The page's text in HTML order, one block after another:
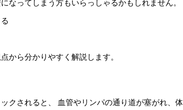
なってしまう方もいらっしゃるかもしれません。
から分かりやすく解説します。
されると、 血管やリンパの通り道が塞がれ、